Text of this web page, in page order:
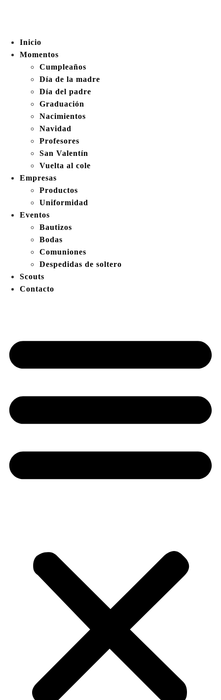
Inicio
Momentos
Cumpleaños
Día de la madre
Día del padre
Graduación
Nacimientos
Navidad
Profesores
San Valentín
Vuelta al cole
Empresas
Productos
Uniformidad
Eventos
Bautizos
Bodas
Comuniones
Despedidas de soltero
Scouts
Contacto